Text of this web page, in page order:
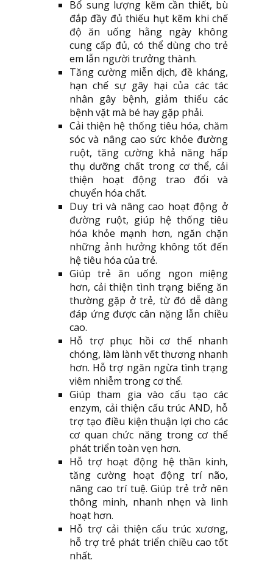
Bổ sung lượng kẽm cần thiết, bù
đắp đầy đủ thiếu hụt kẽm khi chế
độ ăn uống hằng ngày không
cung cấp đủ, có thể dùng cho trẻ
em lẫn người trưởng thành.
Tăng cường miễn dịch, đề kháng,
hạn chế sự gây hại của các tác
nhân gây bệnh, giảm thiểu các
bệnh vặt mà bé hay gặp phải.
Cải thiện hệ thống tiêu hóa, chăm
sóc và nâng cao sức khỏe đường
ruột, tăng cường khả năng hấp
thụ dưỡng chất trong cơ thể, cải
thiện hoạt động trao đổi và
chuyển hóa chất.
Duy trì và nâng cao hoạt động ở
đường ruột, giúp hệ thống tiêu
hóa khỏe mạnh hơn, ngăn chặn
những ảnh hưởng không tốt đến
hệ tiêu hóa của trẻ.
Giúp trẻ ăn uống ngon miệng
hơn, cải thiện tình trạng biếng ăn
thường gặp ở trẻ, từ đó dễ dàng
đáp ứng được cân nặng lẫn chiều
cao.
Hỗ trợ phục hồi cơ thể nhanh
chóng, làm lành vết thương nhanh
hơn. Hỗ trợ ngăn ngừa tình trạng
viêm nhiễm trong cơ thể.
Giúp tham gia vào cấu tạo các
enzym, cải thiện cấu trúc AND, hỗ
trợ tạo điều kiện thuận lợi cho các
cơ quan chức năng trong cơ thể
phát triển toàn vẹn hơn.
Hỗ trợ hoạt động hệ thần kinh,
tăng cường hoạt động trí não,
nâng cao trí tuệ. Giúp trẻ trở nên
thông minh, nhanh nhẹn và linh
hoạt hơn.
Hỗ trợ cải thiện cấu trúc xương,
hỗ trợ trẻ phát triển chiều cao tốt
nhất.